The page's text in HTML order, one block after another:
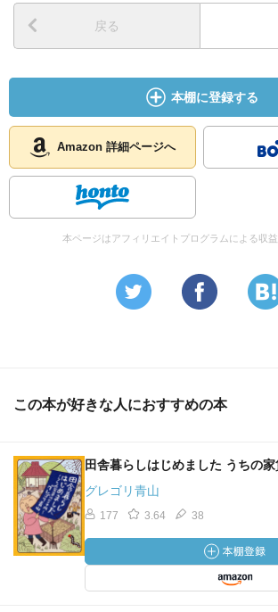
戻る
本棚に登録する
Amazon 詳細ページへ
本ページはアフィリエイトプログラムによる収
この本が好きな人におすすめの本
田舎暮らしはじめました うちの家
グレゴリ青山
177 3.64 38